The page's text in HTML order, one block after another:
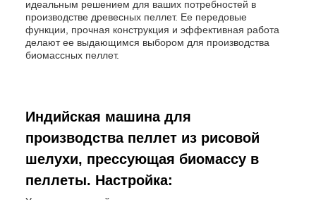
идеальным решением для ваших потребностей в
производстве древесных пеллет. Ее передовые
функции, прочная конструкция и эффективная работа
делают ее выдающимся выбором для производства
биомассных пеллет.
Индийская машина для
производства пеллет из рисовой
шелухи, прессующая биомассу в
пеллеты. Настройка: